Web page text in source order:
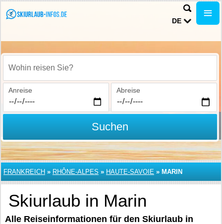
DE
Wohin reisen Sie?
Anreise Abreise
Suchen
FRANKREICH » RHÔNE-ALPES » HAUTE-SAVOIE » MARIN
Skiurlaub in Marin
Alle Reiseinformationen für den Skiurlaub in